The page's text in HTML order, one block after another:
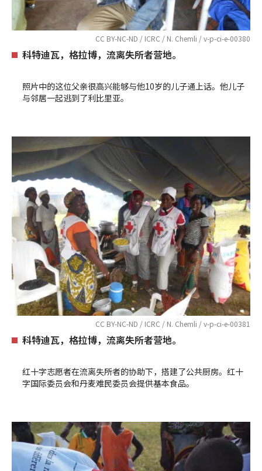
CC BY-NC-ND / ICRC / N. Chemli / v-p-ci-e-00380
科特迪瓦，格拉博，流离失所者营地。
照片中的这位父亲很高兴能够与他10岁的儿子通上话。他儿子
与邻居一起逃到了利比里亚。
CC BY-NC-ND / ICRC / N. Chemli / v-p-ci-e-00381
科特迪瓦，格拉博，流离失所者营地。
红十字志愿者在流离失所者的协助下，搭建了公共厨房。红十
字国际委员会和丹麦难民委员会提供基本食品。